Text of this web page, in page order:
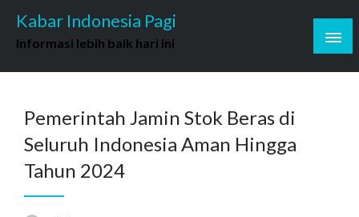
content
Kabar Indonesia Pagi
Informasi lebih baik hari ini
Pemerintah Jamin Stok Beras di
Seluruh Indonesia Aman Hingga
Tahun 2024